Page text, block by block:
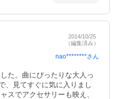
2014/10/25
（編集済み）
nao********さん
た。曲にぴったりな大人っ
、見てすぐに気に入りまし
スでアクセサリーも映え、